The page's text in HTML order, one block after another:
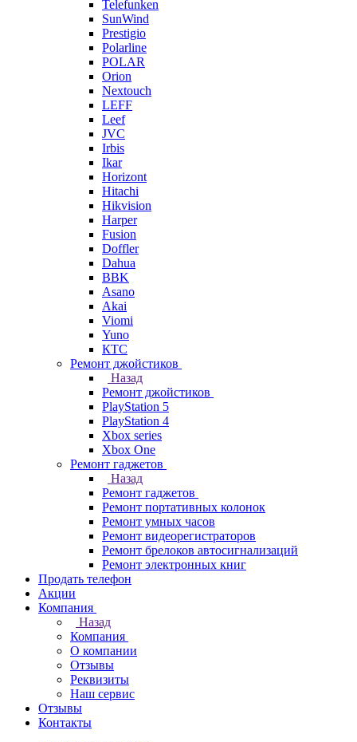
Telefunken
SunWind
Prestigio
Polarline
POLAR
Orion
Nextouch
LEFF
Leef
JVC
Irbis
Ikar
Horizont
Hitachi
Hikvision
Harper
Fusion
Doffler
Dahua
BBK
Asano
Akai
Viomi
Yuno
КТС
Ремонт джойстиков
Назад
Ремонт джойстиков
PlayStation 5
PlayStation 4
Xbox series
Xbox One
Ремонт гаджетов
Назад
Ремонт гаджетов
Ремонт портативных колонок
Ремонт умных часов
Ремонт видеорегистраторов
Ремонт брелоков автосигнализаций
Ремонт электронных книг
Продать телефон
Акции
Компания
Назад
Компания
О компании
Отзывы
Реквизиты
Наш сервис
Отзывы
Контакты